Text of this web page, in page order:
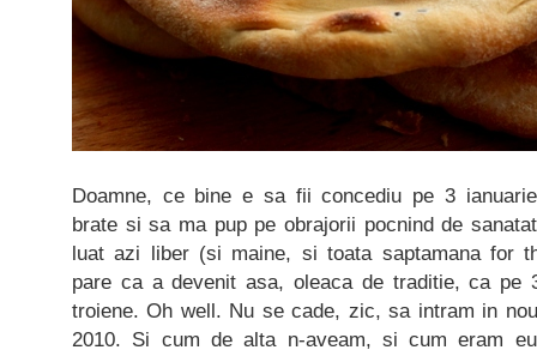
Doamne, ce bine e sa fii concediu pe 3
brate si sa ma pup pe obrajorii pocnind de
luat azi liber (si maine, si toata saptamana for
pare ca a devenit asa, oleaca de traditie, ca pe
troiene. Oh well. Nu se cade, zic, sa intram in
2010. Si cum de alta n-aveam, si cum eram